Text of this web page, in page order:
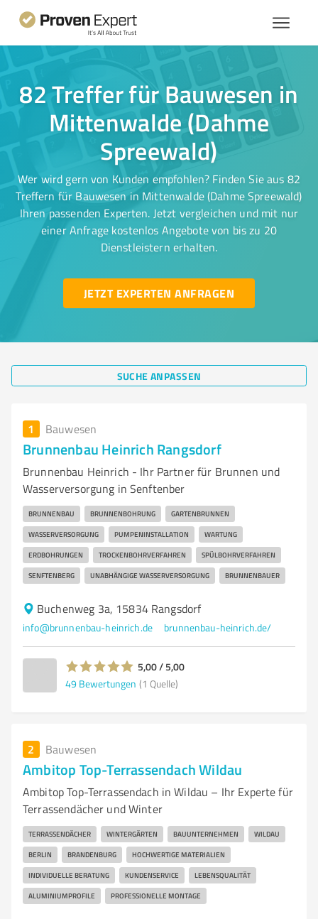
82 Treffer für Bauwesen in
Mittenwalde (Dahme
Spreewald)
Wer wird gern von Kunden empfohlen? Finden Sie aus 82
Treffern für Bauwesen in Mittenwalde (Dahme Spreewald)
Ihren passenden Experten. Jetzt vergleichen und mit nur
einer Anfrage kostenlos Angebote von bis zu 20
Dienstleistern erhalten.
JETZT EXPERTEN ANFRAGEN
SUCHE ANPASSEN
1 Bauwesen
Brunnenbau Heinrich Rangsdorf
Brunnenbau Heinrich - Ihr Partner für Brunnen und
Wasserversorgung in Senftenber
BRUNNENBAU BRUNNENBOHRUNG GARTENBRUNNEN
WASSERVERSORGUNG PUMPENINSTALLATION WARTUNG
ERDBOHRUNGEN TROCKENBOHRVERFAHREN SPÜLBOHRVERFAHREN
SENFTENBERG UNABHÄNGIGE WASSERVERSORGUNG BRUNNENBAUER
Buchenweg 3a, 15834 Rangsdorf
info@brunnenbau-heinrich.de brunnenbau-heinrich.de/
5,00 / 5,00
49 Bewertungen (1 Quelle)
2 Bauwesen
Ambitop Top-Terrassendach Wildau
Ambitop Top-Terrassendach in Wildau – Ihr Experte für
Terrassendächer und Winter
TERRASSENDÄCHER WINTERGÄRTEN BAUUNTERNEHMEN WILDAU
BERLIN BRANDENBURG HOCHWERTIGE MATERIALIEN
INDIVIDUELLE BERATUNG KUNDENSERVICE LEBENSQUALITÄT
ALUMINIUMPROFILE PROFESSIONELLE MONTAGE